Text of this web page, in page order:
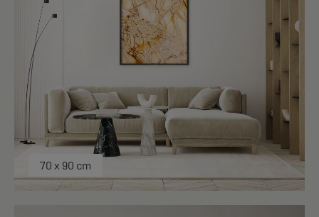
70 x 90 cm